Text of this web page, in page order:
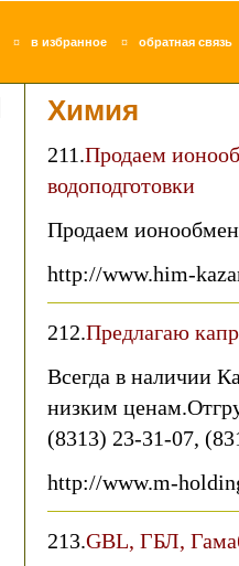
¤ в избранное ¤ обратная связь
Химия
211.Продаем
водоподготовки
Продаем
http://www.him-
212.Предлагаю
Всегда в наличии
низким
(8313) 23-31-07,
http://www.m-
213.GBL, ГБЛ,